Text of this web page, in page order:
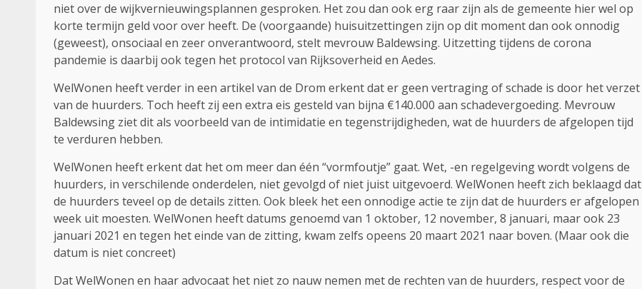
niet over de wijkvernieuwingsplannen gesproken. Het zou dan ook erg raar zijn als de gemeente hier wel op
korte termijn geld voor over heeft. De (voorgaande) huisuitzettingen zijn op dit moment dan ook onnodig
(geweest), onsociaal en zeer onverantwoord, stelt mevrouw Baldewsing. Uitzetting tijdens de corona
pandemie is daarbij ook tegen het protocol van Rijksoverheid en Aedes.
WelWonen heeft verder in een artikel van de Drom erkent dat er geen vertraging of schade is door het verzet
van de huurders. Toch heeft zij een extra eis gesteld van bijna €140.000 aan schadevergoeding. Mevrouw
Baldewsing ziet dit als voorbeeld van de intimidatie en tegenstrijdigheden, wat de huurders de afgelopen tijd
te verduren hebben.
WelWonen heeft erkent dat het om meer dan één “vormfoutje” gaat. Wet, -en regelgeving wordt volgens de
huurders, in verschilende onderdelen, niet gevolgd of niet juist uitgevoerd. WelWonen heeft zich beklaagd dat
de huurders teveel op de details zitten. Ook bleek het een onnodige actie te zijn dat de huurders er afgelopen
week uit moesten. WelWonen heeft datums genoemd van 1 oktober, 12 november, 8 januari, maar ook 23
januari 2021 en tegen het einde van de zitting, kwam zelfs opeens 20 maart 2021 naar boven. (Maar ook die
datum is niet concreet)
Dat WelWonen en haar advocaat het niet zo nauw nemen met de rechten van de huurders, respect voor de